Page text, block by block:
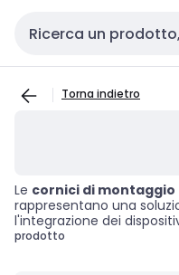
Cerca input
Torna indietro
Le cornici di montaggio
rappresentano una
l'integrazione dei
automazione industriale.
prodotto